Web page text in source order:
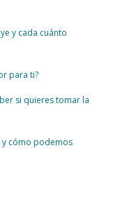
y cada cuánto
para ti?
si quieres tomar la
y cómo podemos